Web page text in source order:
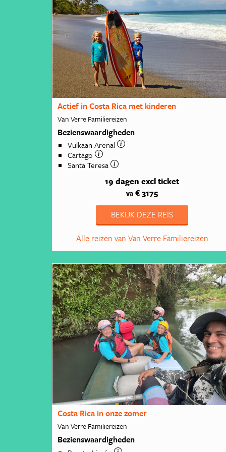
Actief in Costa Rica met kinderen
Van Verre Familiereizen
Bezienswaardigheden
Vulkaan Arenal
Cartago
Santa Teresa
19 dagen excl ticket
va € 3175
BEKIJK DEZE REIS
Alle reizen van Van Verre Familiereizen
Costa Rica in onze zomer
Van Verre Familiereizen
Bezienswaardigheden